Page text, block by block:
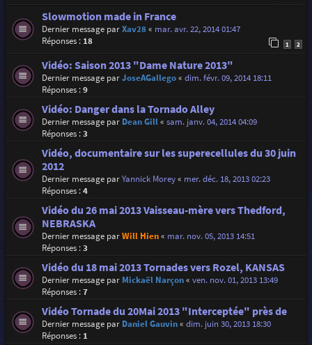
Slowmotion made in France
Dernier message parXav28« mar. avr. 22, 2014 01:47
Réponses : 18 1 2
Vidéo: Saison 2013 "Dame Nature 2013"
Dernier message parJoseAGallego« dim. févr. 09, 2014 18:11
Réponses :9
Vidéo: Danger dans la Tornado Alley
Dernier message par Dean Gill« sam. janv. 04, 2014 04:09
Réponses :3
Vidéo, documentaire sur les superecellules du 30 juin
2012
Dernier message parYannick Morey« mer. déc. 18, 2013 02:23
Réponses :4
Vidéo du 26 mai 2013 Vaisseau-mère vers Thedford,
NEBRASKA
Dernier message parWill Hien« mar. nov. 05, 2013 14:51
Réponses :3
Vidéo du 18 mai 2013 Tornades vers Rozel, KANSAS
Dernier message par Mickaël Narçon« ven. nov. 01, 2013 13:49
Réponses :7
Vidéo Tornade du 20Mai 2013 "Interceptée" près de
Dernier message par Daniel Gauvin« dim. juin 30, 2013 18:30
Réponses : 1